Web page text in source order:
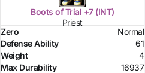
Boots of Trial +7 (INT)
Priest
Zero
Normal
Defense Ability
61
Weight
4
Max Durability
16937